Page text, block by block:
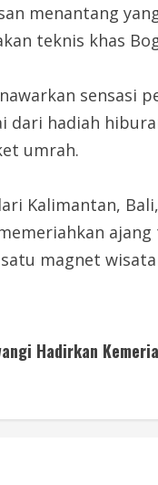
menantang
teknis khas
sensasi
dari hadiah
umrah.
Kalimantan,
magnet
Hadirkan